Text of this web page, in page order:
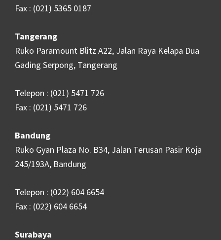
Fax : (021) 5365 0187
Tangerang
Ruko Paramount Blitz A22, Jalan Raya Kelapa Dua
Gading Serpong, Tangerang
Telepon : (021) 5471 726
Fax : (021) 5471 726
Bandung
Ruko Gyan Plaza No. B34, Jalan Terusan Pasir Koja
245/193A, Bandung
Telepon : (022) 604 6654
Fax : (022) 604 6654
Surabaya